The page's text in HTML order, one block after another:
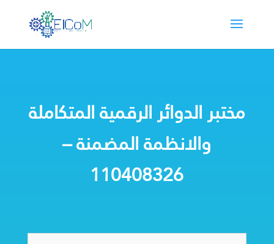
مختبر الدوائر الرقمية المتكاملة
والانظمة المضمنة –
110408326